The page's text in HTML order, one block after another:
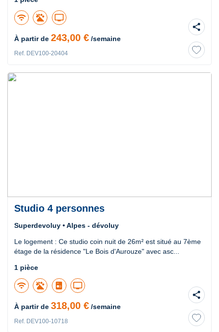
wifi tv
À partir de 243,00 € /semaine
Ref. DEV100-20404
share
Studio 4 personnes
Superdevoluy • Alpes - dévoluy
Le logement : Ce studio coin nuit de 26m² est situé au 7ème
étage de la résidence "Le Bois d'Aurouze" avec asc...
1 pièce
wifi tv
À partir de 318,00 € /semaine
Ref. DEV100-10718
share